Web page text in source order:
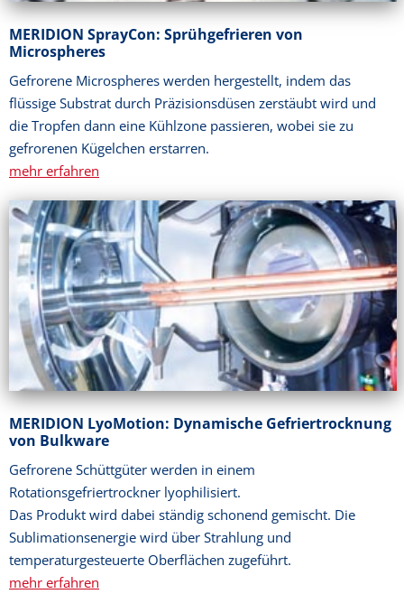
MERIDION SprayCon: Sprühgefrieren von
Microspheres
Gefrorene Microspheres werden hergestellt, indem das
flüssige Substrat durch Präzisionsdüsen zerstäubt wird und
die Tropfen dann eine Kühlzone passieren, wobei sie zu
gefrorenen Kügelchen erstarren.
mehr erfahren
MERIDION LyoMotion: Dynamische Gefriertrocknung
von Bulkware
Gefrorene Schüttgüter werden in einem
Rotationsgefriertrockner lyophilisiert.
Das Produkt wird dabei ständig schonend gemischt. Die
Sublimationsenergie wird über Strahlung und
temperaturgesteuerte Oberflächen zugeführt.
mehr erfahren